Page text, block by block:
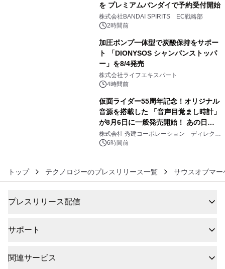
を プレミアムバンダイで予約受付開始
株式会社BANDAI SPIRITS EC戦略部
2時間前
加圧ポンプ一体型で炭酸保持をサポー
ト 「DIONYSOS シャンパンストッパ
ー」を8/4発売
株式会社ライフエキスパート
4時間前
仮面ライダー55周年記念！オリジナル
音源を搭載した 「音声目覚まし時計」
が8月6日に一般発売開始！ あの日の
大興奮が今甦る
株式会社 秀建コーポレーション ディレクト
アートギャラリー
6時間前
トップ テクノロジーのプレスリリース一覧 サウスオブマ
プレスリリース配信
サポート
関連サービス